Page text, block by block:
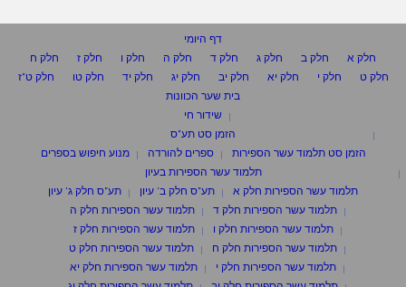
דף היומי
חלק א
חלק ב חלק ג חלק ד חלק ה חלק ו חלק ז
חלק ח
חלק ט
חלק י חלק יא חלק יב חלק יג חלק יד חלק טו
חלק ט"ז
בית שער הכוונות
שידור חי
הזמן סט תע"ס
הזמן סט תלמוד עשר הספירות
ספרים להורדה
מנוע חיפוש בספרים
תלמוד עשר הספירות בעיון
תלמוד עשר הספירות חלק א
תע"ס חלק ב' עיון
תע"ס חלק ג' עיון
תלמוד עשר הספירות חלק ד
תלמוד עשר הספירות חלק ה
תלמוד עשר הספירות חלק ו
תלמוד עשר הספירות חלק ז
תלמוד עשר הספירות חלק ח
תלמוד עשר הספירות חלק ט
תלמוד עשר הספירות חלק י
תלמוד עשר הספירות חלק יא